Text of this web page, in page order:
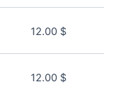
12.00 $
12.00 $